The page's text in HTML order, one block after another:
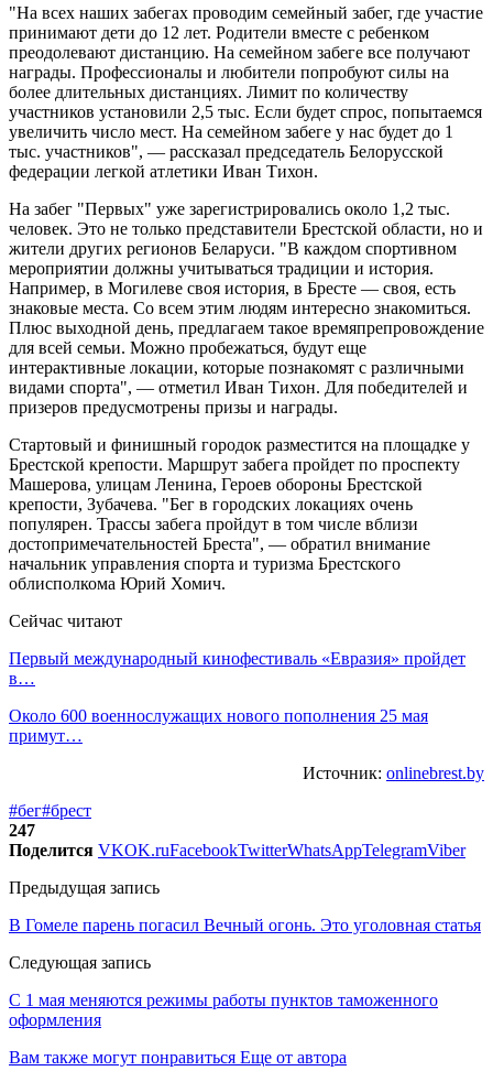
"На всех наших забегах проводим семейный забег, где участие
принимают дети до 12 лет. Родители вместе с ребенком
преодолевают дистанцию. На семейном забеге все получают
награды. Профессионалы и любители попробуют силы на
более длительных дистанциях. Лимит по количеству
участников установили 2,5 тыс. Если будет спрос, попытаемся
увеличить число мест. На семейном забеге у нас будет до 1
тыс. участников", — рассказал председатель Белорусской
федерации легкой атлетики Иван Тихон.
На забег "Первых" уже зарегистрировались около 1,2 тыс.
человек. Это не только представители Брестской области, но и
жители других регионов Беларуси. "В каждом спортивном
мероприятии должны учитываться традиции и история.
Например, в Могилеве своя история, в Бресте — своя, есть
знаковые места. Со всем этим людям интересно знакомиться.
Плюс выходной день, предлагаем такое времяпрепровождение
для всей семьи. Можно пробежаться, будут еще
интерактивные локации, которые познакомят с различными
видами спорта", — отметил Иван Тихон. Для победителей и
призеров предусмотрены призы и награды.
Стартовый и финишный городок разместится на площадке у
Брестской крепости. Маршрут забега пройдет по проспекту
Машерова, улицам Ленина, Героев обороны Брестской
крепости, Зубачева. "Бег в городских локациях очень
популярен. Трассы забега пройдут в том числе вблизи
достопримечательностей Бреста", — обратил внимание
начальник управления спорта и туризма Брестского
облисполкома Юрий Хомич.
Сейчас читают
Первый международный кинофестиваль «Евразия» пройдет
в…
Около 600 военнослужащих нового пополнения 25 мая
примут…
Источник: onlinebrest.by
#бег#брест
247
Поделится VKOK.ruFacebookTwitterWhatsAppTelegramViber
Предыдущая запись
В Гомеле парень погасил Вечный огонь. Это уголовная статья
Следующая запись
С 1 мая меняются режимы работы пунктов таможенного
оформления
Вам также могут понравиться Еще от автора